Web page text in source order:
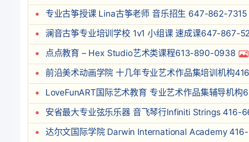
专业古筝授课 Lina古筝老师 音乐招生 647-862-7315
澜音古筝专业培训学校 1v1 小组课 速成课647-867-
点点教育 – Hex Studio艺术类课程613-890-0938
前沿美术动画学院 十几年专业艺术作品集培训机构
LoveFunART国际艺术教育 专业艺术作品集辅导机
安省最大专业弦乐乐器 音飞琴行Infiniti Strings 416-
达尔文国际学院 Darwin International Academy